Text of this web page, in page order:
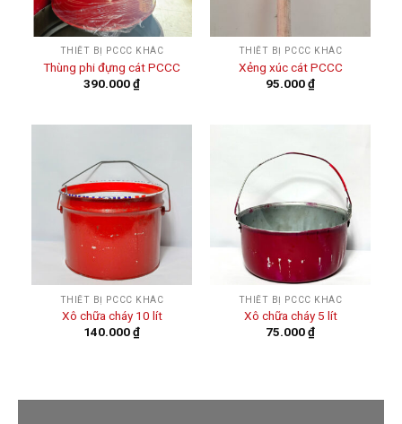
THIẾT BỊ PCCC KHÁC
Thùng phi đựng cát PCCC
390.000₫
THIẾT BỊ PCCC KHÁC
Xẻng xúc cát PCCC
95.000₫
THIẾT BỊ PCCC KHÁC
Xô chữa cháy 10 lít
140.000₫
THIẾT BỊ PCCC KHÁC
Xô chữa cháy 5 lít
75.000₫